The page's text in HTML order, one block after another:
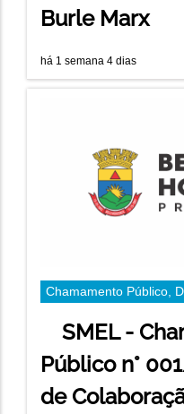
Burle Marx
há 1 semana 4 dias
Chamamento Público,
SMEL -
Público n°
de